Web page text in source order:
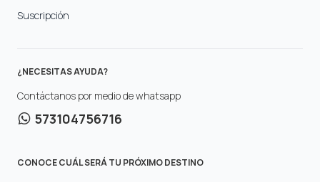
Suscripción
¿NECESITAS AYUDA?
Contáctanos por medio de whatsapp
573104756716
CONOCE CUÁL SERÁ TU PRÓXIMO DESTINO